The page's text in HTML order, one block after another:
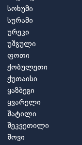
სოხუმი
სურამი
ურეკი
უშგული
ფოთი
ქობულეთი
ქუთაისი
ყაზბეგი
ყვარელი
შატილი
შეკვეთილი
შოვი